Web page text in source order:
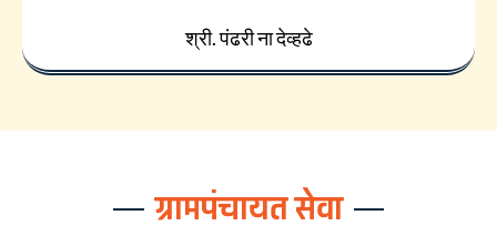
श्री. पंढरी ना देव्हढे
ग्रामपंचायत सेवा